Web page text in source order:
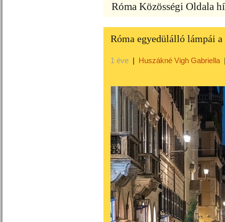
Róma Közösségi Oldala
Róma egyedülálló lámpái
1 éve | Huszákné Vigh Gabriella